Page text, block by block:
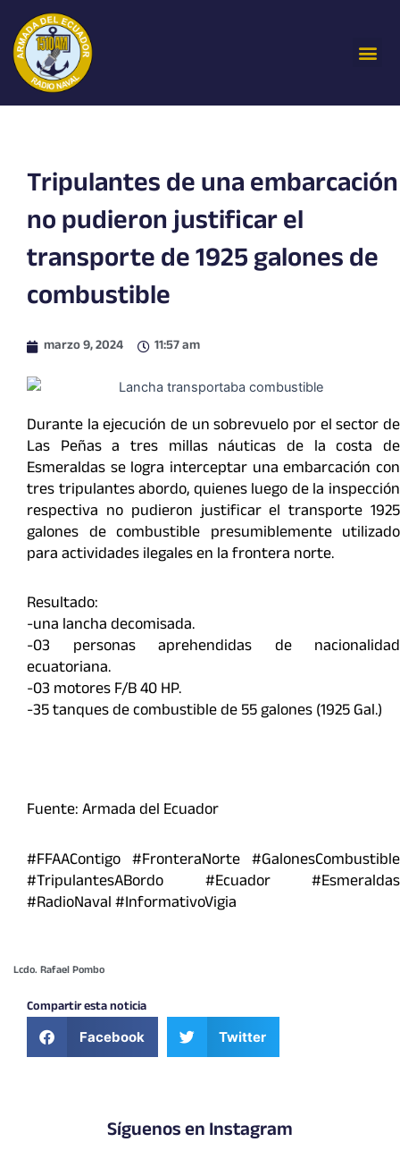
contenido
Tripulantes de una embarcación
no pudieron justificar el
transporte de 1925 galones de
combustible
marzo 9, 2024 11:57 am
Durante la ejecución de un sobrevuelo por el sector de
Las Peñas a tres millas náuticas de la costa de
Esmeraldas se logra interceptar una embarcación con
tres tripulantes abordo, quienes luego de la inspección
respectiva no pudieron justificar el transporte 1925
galones de combustible presumiblemente utilizado
para actividades ilegales en la frontera norte.
Resultado:
-una lancha decomisada.
-03 personas aprehendidas de nacionalidad
ecuatoriana.
-03 motores F/B 40 HP.
-35 tanques de combustible de 55 galones (1925 Gal.)
Fuente: Armada del Ecuador
#FFAAContigo #FronteraNorte #GalonesCombustible
#TripulantesABordo #Ecuador #Esmeraldas
#RadioNaval #InformativoVigia
Lcdo. Rafael Pombo
Compartir esta noticia
Facebook Twitter
Síguenos en Instagram